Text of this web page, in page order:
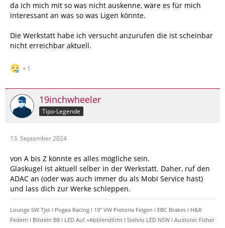
da ich mich mit so was nicht auskenne, wäre es für mich
interessant an was so was Ligen könnte.
Die Werkstatt habe ich versucht anzurufen die ist scheinbar
nicht erreichbar aktuell.
1
19inchwheeler
Tipo-Legende
13. September 2024
von A bis Z könnte es alles mögliche sein.
Glaskugel ist aktuell selber in der Werkstatt. Daher, ruf den
ADAC an (oder was auch immer du als Mobi Service hast)
und lass dich zur Werke schleppen.
Lounge SW Tjet l Pogea Racing l 19" VW Pretoria Felgen l EBC Brakes l H&R
Federn l Bilstein B8 l LED Auf.+Abblendlicht l Stelvio LED NSW l Audiotec Fisher